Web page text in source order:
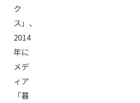
ク
ス」、
2014
年に
メデ
ィア
「暮